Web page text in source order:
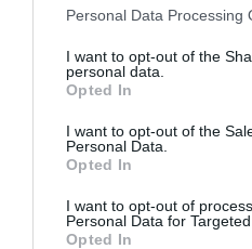
Please note that this website/
not limited to your visit or
grant or deny consent to
use your data for below
consent section.
Personal Data Processing
I want to opt-out of the
personal data.
Opted In
I want to opt-out of the
Personal Data.
Opted In
I want to opt-out of
Personal Data for Targeted
Opted In
Δικονομίας, «χωρίς
μόνη της και χωρίς
Εισαγγελέως
τις ενδεικτικώς
προαναφερθέν
πράξεις.
Να περιχαρακώσει